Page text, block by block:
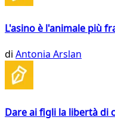
L'asino è l'animale più
di Antonia Arslan
Dare ai figli la libertà di